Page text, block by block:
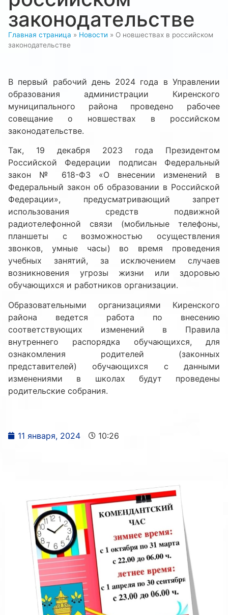
законодательстве
Главная страница » Новости » О новшествах в российском
законодательстве
В первый рабочий день 2024 года в Управлении
образования администрации Киренского
муниципального района проведено рабочее
совещание о новшествах в российском
законодательстве.
Так, 19 декабря 2023 года Президентом
Российской Федерации подписан Федеральный
закон № 618-ФЗ «О внесении изменений в
Федеральный закон об образовании в Российской
Федерации», предусматривающий запрет
использования средств подвижной
радиотелефонной связи (мобильные телефоны,
планшеты с возможностью осуществления
звонков, умные часы) во время проведения
учебных занятий, за исключением случаев
возникновения угрозы жизни или здоровью
обучающихся и работников организации.
Образовательными организациями Киренского
района ведется работа по внесению
соответствующих изменений в Правила
внутреннего распорядка обучающихся, для
ознакомления родителей (законных
представителей) обучающихся с данными
изменениями в школах будут проведены
родительские собрания.
11 января, 2024 10:26